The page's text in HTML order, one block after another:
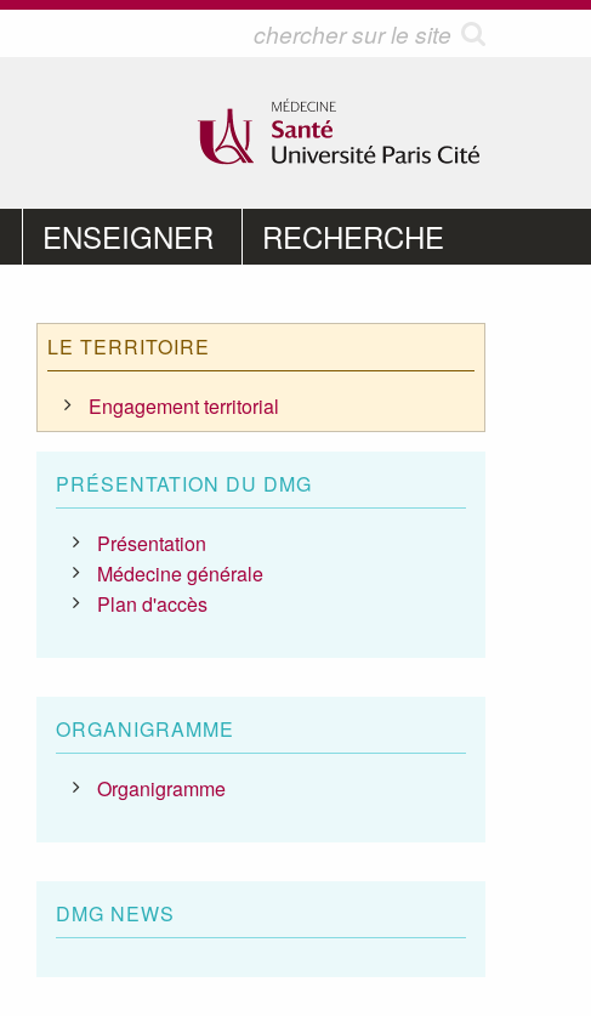
ENSEIGNER RECHERCHE
LE TERRITOIRE
Engagement territorial
PRÉSENTATION DU DMG
Présentation
Médecine générale
Plan d'accès
ORGANIGRAMME
Organigramme
DMG NEWS